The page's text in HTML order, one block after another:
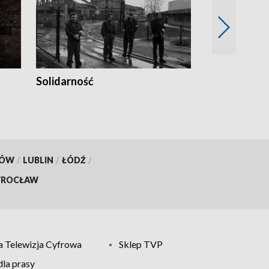
Solidarność
/ LUBLIN / ŁÓDŹ /
Telewizja Cyfrowa
Sklep TVP
prasy